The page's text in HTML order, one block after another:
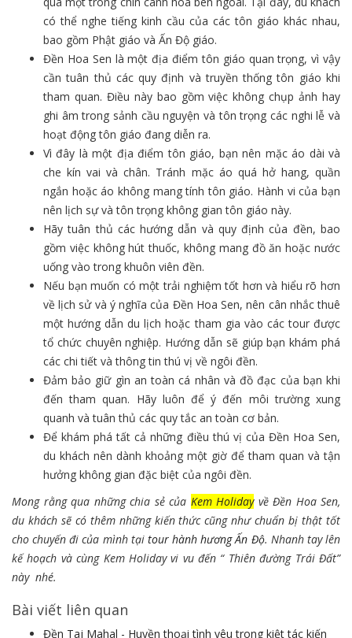
có thể nghe tiếng kinh cầu của các tôn giáo khác nhau,
bao gồm Phật giáo và Ấn Độ giáo.
Đền Hoa Sen là một địa điểm tôn giáo quan trọng, vì vậy
cần tuân thủ các quy định và truyền thống tôn giáo khi
tham quan. Điều này bao gồm việc không chụp ảnh hay
ghi âm trong sảnh cầu nguyện và tôn trọng các nghi lễ và
hoạt động tôn giáo đang diễn ra.
Vì đây là một địa điểm tôn giáo, bạn nên mặc áo dài và
che kín vai và chân. Tránh mặc áo quá hở hang, quần
ngắn hoặc áo không mang tính tôn giáo. Hành vi của bạn
nên lịch sự và tôn trọng không gian tôn giáo này.
Hãy tuân thủ các hướng dẫn và quy định của đền, bao
gồm việc không hút thuốc, không mang đồ ăn hoặc nước
uống vào trong khuôn viên đền.
Nếu bạn muốn có một trải nghiệm tốt hơn và hiểu rõ hơn
về lịch sử và ý nghĩa của Đền Hoa Sen, nên cân nhắc thuê
một hướng dẫn du lịch hoặc tham gia vào các tour được
tổ chức chuyên nghiệp. Hướng dẫn sẽ giúp bạn khám phá
các chi tiết và thông tin thú vị về ngôi đền.
Đảm bảo giữ gìn an toàn cá nhân và đồ đạc của bạn khi
đến tham quan. Hãy luôn để ý đến môi trường xung
quanh và tuân thủ các quy tắc an toàn cơ bản.
Để khám phá tất cả những điều thú vị của Đền Hoa Sen,
du khách nên dành khoảng một giờ để tham quan và tận
hưởng không gian đặc biệt của ngôi đền.
Mong rằng qua những chia sẻ của Kem Holiday về Đền Hoa Sen,
du khách sẽ có thêm những kiến thức cũng như chuẩn bị thật tốt
cho chuyến đi của mình tại tour hành hương Ấn Độ. Nhanh tay lên
kế hoạch và cùng Kem Holiday vi vu đến “ Thiên đường Trái Đất”
này nhé.
Bài viết liên quan
Đền Taj Mahal - Huyền thoại tình yêu trong kiệt tác kiến